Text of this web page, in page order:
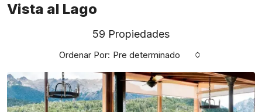
Vista al Lago
59 Propiedades
Ordenar Por: Pre determinado